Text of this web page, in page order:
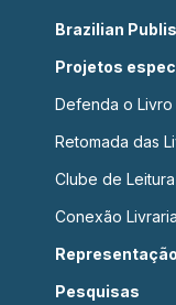
Brazilian
Projetos
Defenda o Livro
Retomada das
Clube de Leitura
Conexão Livraria
Pesquisas